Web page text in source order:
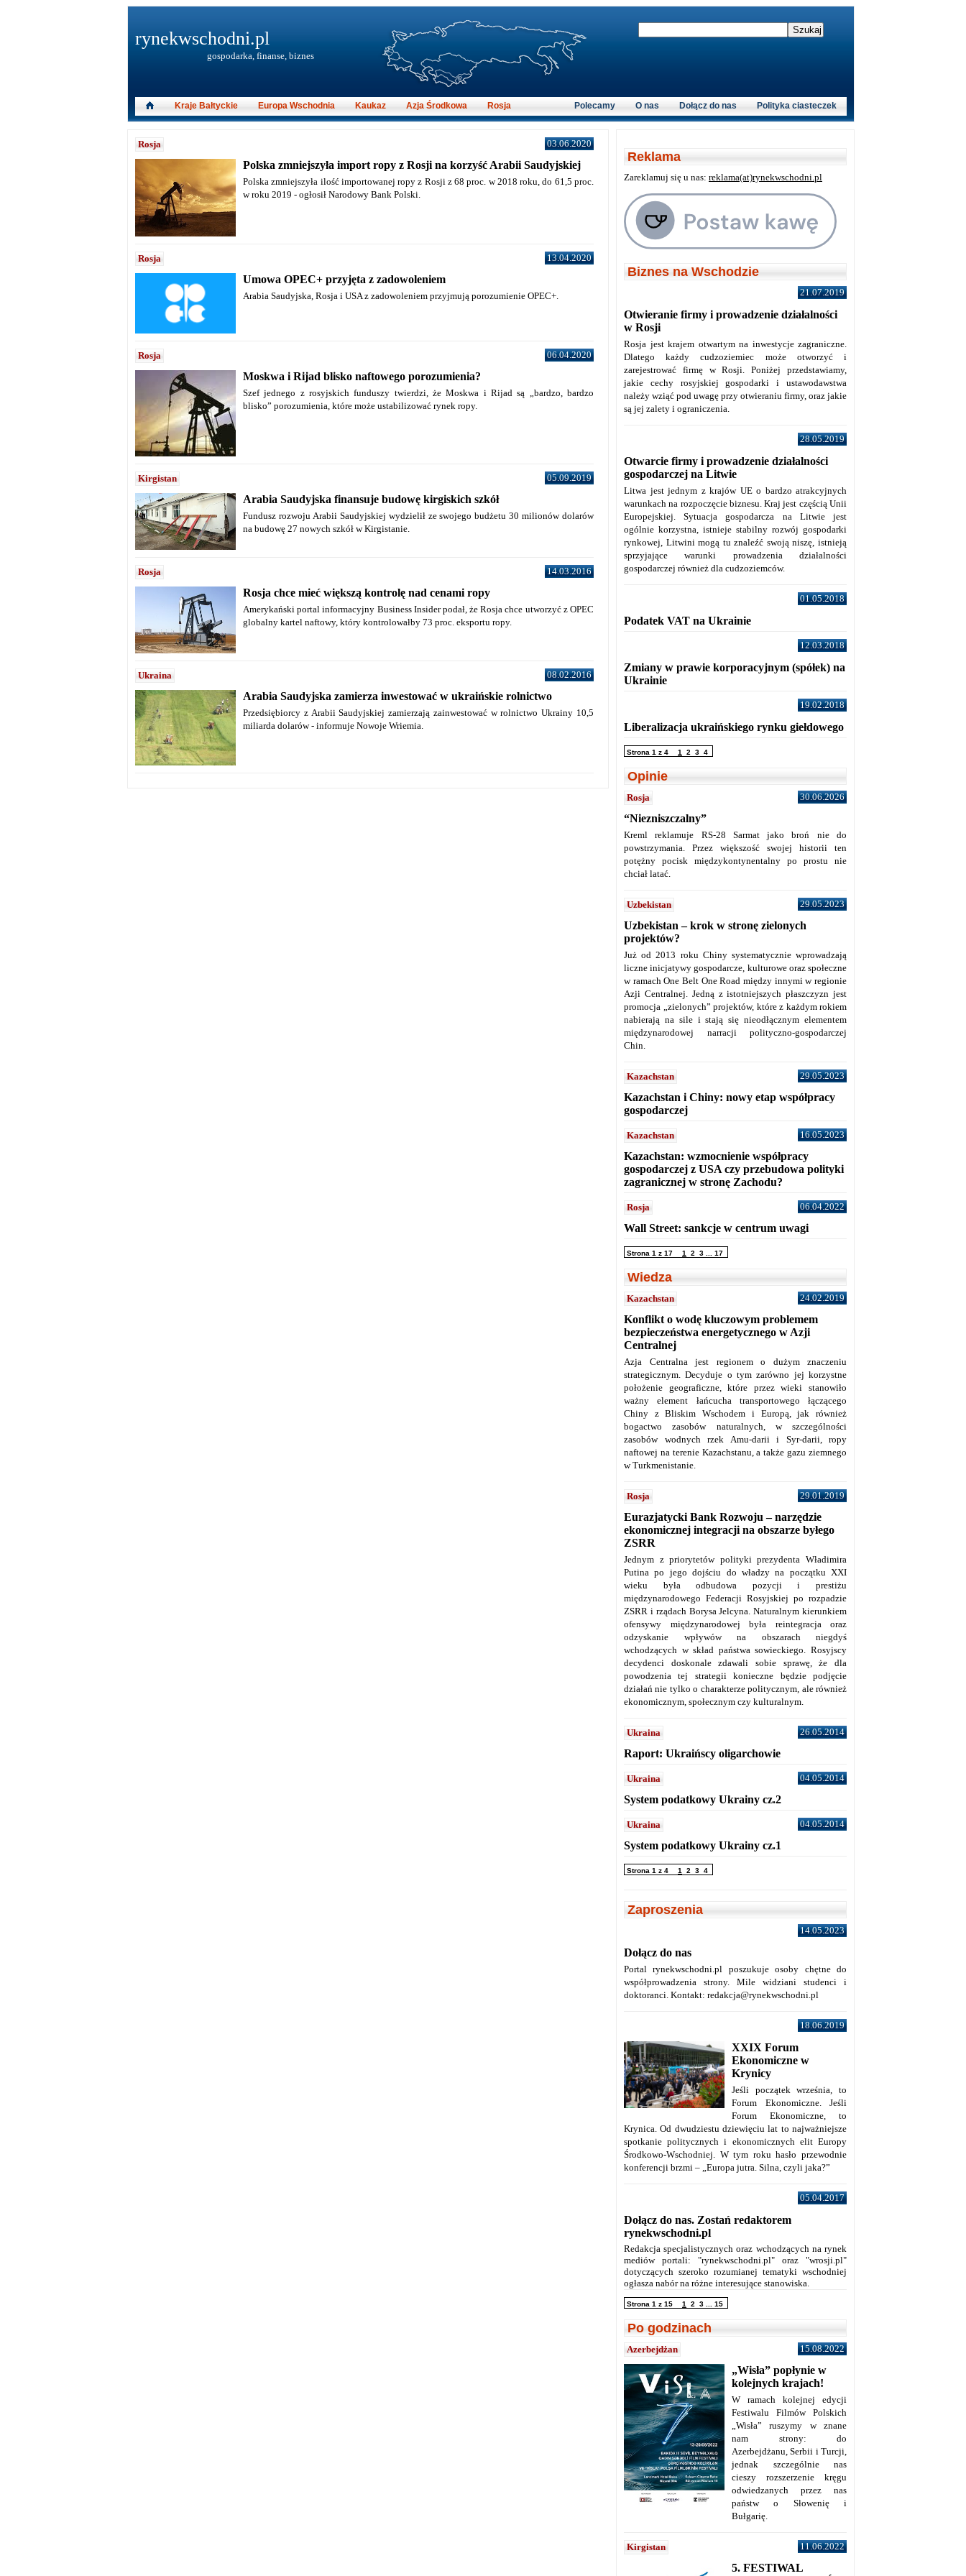
Rosja 03.06.2020
Polska zmniejszyła import ropy z Rosji na korzyść Arabii Saudyjskiej
Polska zmniejszyła ilość importowanej ropy z Rosji z 68 proc. w 2018 roku, do 61,5 proc.
w roku 2019 - ogłosił Narodowy Bank Polski.
Rosja 13.04.2020
Umowa OPEC+ przyjęta z zadowoleniem
Arabia Saudyjska, Rosja i USA z zadowoleniem przyjmują porozumienie OPEC+.
Rosja 06.04.2020
Moskwa i Rijad blisko naftowego porozumienia?
Szef jednego z rosyjskich funduszy twierdzi, że Moskwa i Rijad są „bardzo, bardzo
blisko” porozumienia, które może ustabilizować rynek ropy.
Kirgistan 05.09.2019
Arabia Saudyjska finansuje budowę kirgiskich szkół
Fundusz rozwoju Arabii Saudyjskiej wydzielił ze swojego budżetu 30 milionów dolarów
na budowę 27 nowych szkół w Kirgistanie.
Rosja 14.03.2016
Rosja chce mieć większą kontrolę nad cenami ropy
Amerykański portal informacyjny Business Insider podał, że Rosja chce utworzyć z OPEC
globalny kartel naftowy, który kontrolowałby 73 proc. eksportu ropy.
Ukraina 08.02.2016
Arabia Saudyjska zamierza inwestować w ukraińskie rolnictwo
Przedsiębiorcy z Arabii Saudyjskiej zamierzają zainwestować w rolnictwo Ukrainy 10,5
miliarda dolarów - informuje Nowoje Wriemia.
rynekwschodni.pl
gospodarka, finanse, biznes
Kraje Bałtyckie Europa Wschodnia Kaukaz Azja Środkowa Rosja Polityka ciasteczek
Dołącz do nas
O nas
Polecamy
Reklama
Zareklamuj się u nas: reklama(at)rynekwschodni.pl
Biznes na Wschodzie
21.07.2019
Otwieranie firmy i prowadzenie działalności
w Rosji
Rosja jest krajem otwartym na inwestycje zagraniczne.
Dlatego każdy cudzoziemiec może otworzyć i
zarejestrować firmę w Rosji. Poniżej przedstawiamy,
jakie cechy rosyjskiej gospodarki i ustawodawstwa
należy wziąć pod uwagę przy otwieraniu firmy, oraz jakie
są jej zalety i ograniczenia.
28.05.2019
Otwarcie firmy i prowadzenie działalności
gospodarczej na Litwie
Litwa jest jednym z krajów UE o bardzo atrakcyjnych
warunkach na rozpoczęcie biznesu. Kraj jest częścią Unii
Europejskiej. Sytuacja gospodarcza na Litwie jest
ogólnie korzystna, istnieje stabilny rozwój gospodarki
rynkowej, Litwini mogą tu znaleźć swoją niszę, istnieją
sprzyjające warunki prowadzenia działalności
gospodarczej również dla cudzoziemców.
01.05.2018
Podatek VAT na Ukrainie
12.03.2018
Zmiany w prawie korporacyjnym (spółek) na
Ukrainie
19.02.2018
Liberalizacja ukraińskiego rynku giełdowego
Strona 1 z 4 1 2 3 4
Opinie
Rosja 30.06.2026
“Niezniszczalny”
Kreml reklamuje RS-28 Sarmat jako broń nie do
powstrzymania. Przez większość swojej historii ten
potężny pocisk międzykontynentalny po prostu nie
chciał latać.
Uzbekistan 29.05.2023
Uzbekistan – krok w stronę zielonych
projektów?
Już od 2013 roku Chiny systematycznie wprowadzają
liczne inicjatywy gospodarcze, kulturowe oraz społeczne
w ramach One Belt One Road między innymi w regionie
Azji Centralnej. Jedną z istotniejszych płaszczyzn jest
promocja „zielonych” projektów, które z każdym rokiem
nabierają na sile i stają się nieodłącznym elementem
międzynarodowej narracji polityczno-gospodarczej
Chin.
Kazachstan 29.05.2023
Kazachstan i Chiny: nowy etap współpracy
gospodarczej
Kazachstan 16.05.2023
Kazachstan: wzmocnienie współpracy
gospodarczej z USA czy przebudowa polityki
zagranicznej w stronę Zachodu?
Rosja 06.04.2022
Wall Street: sankcje w centrum uwagi
Strona 1 z 17 1 2 3 17
Wiedza
Kazachstan 24.02.2019
Konflikt o wodę kluczowym problemem
bezpieczeństwa energetycznego w Azji
Centralnej
Azja Centralna jest regionem o dużym znaczeniu
strategicznym. Decyduje o tym zarówno jej korzystne
położenie geograficzne, które przez wieki stanowiło
ważny element łańcucha transportowego łączącego
Chiny z Bliskim Wschodem i Europą, jak również
bogactwo zasobów naturalnych, w szczególności
zasobów wodnych rzek Amu-darii i Syr-darii, ropy
naftowej na terenie Kazachstanu, a także gazu ziemnego
w Turkmenistanie.
Rosja 29.01.2019
Eurazjatycki Bank Rozwoju – narzędzie
ekonomicznej integracji na obszarze byłego
ZSRR
Jednym z priorytetów polityki prezydenta Władimira
Putina po jego dojściu do władzy na początku XXI
wieku była odbudowa pozycji i prestiżu
międzynarodowego Federacji Rosyjskiej po rozpadzie
ZSRR i rządach Borysa Jelcyna. Naturalnym kierunkiem
ofensywy międzynarodowej była reintegracja oraz
odzyskanie wpływów na obszarach niegdyś
wchodzących w skład państwa sowieckiego. Rosyjscy
decydenci doskonale zdawali sobie sprawę, że dla
powodzenia tej strategii konieczne będzie podjęcie
działań nie tylko o charakterze politycznym, ale również
ekonomicznym, społecznym czy kulturalnym.
Ukraina 26.05.2014
Raport: Ukraińscy oligarchowie
Ukraina 04.05.2014
System podatkowy Ukrainy cz.2
Ukraina 04.05.2014
System podatkowy Ukrainy cz.1
Strona 1 z 4 1 2 3 4
Zaproszenia
14.05.2023
Dołącz do nas
Portal rynekwschodni.pl poszukuje osoby chętne do
współprowadzenia strony. Mile widziani studenci i
doktoranci. Kontakt: redakcja@rynekwschodni.pl
18.06.2019
XXIX Forum
Ekonomiczne w
Krynicy
Jeśli początek września, to
Forum Ekonomiczne. Jeśli
Forum Ekonomiczne, to
Krynica. Od dwudziestu dziewięciu lat to najważniejsze
spotkanie politycznych i ekonomicznych elit Europy
Środkowo-Wschodniej. W tym roku hasło przewodnie
konferencji brzmi – „Europa jutra. Silna, czyli jaka?”
05.04.2017
Dołącz do nas. Zostań redaktorem
rynekwschodni.pl
Redakcja specjalistycznych oraz wchodzących na rynek
mediów portali: "rynekwschodni.pl" oraz "wrosji.pl"
dotyczących szeroko rozumianej tematyki wschodniej
ogłasza nabór na różne interesujące stanowiska.
Strona 1 z 15 1 2 3 15
Po godzinach
Azerbejdżan 15.08.2022
„Wisła” popłynie w
kolejnych krajach!
W ramach kolejnej edycji
Festiwalu Filmów Polskich
„Wisła” ruszymy w znane
nam strony: do
Azerbejdżanu, Serbii i Turcji,
jednak szczególnie nas
cieszy rozszerzenie kręgu
odwiedzanych przez nas
państw o Słowenię i
Bułgarię.
Kirgistan 11.06.2022
5. FESTIWAL